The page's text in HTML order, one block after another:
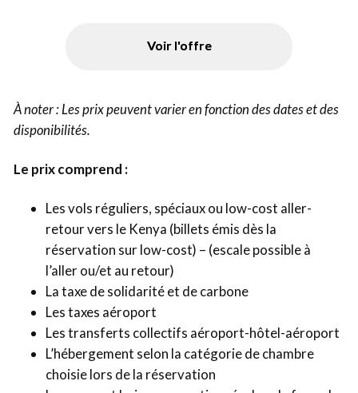
Voir l'offre
À noter : Les prix peuvent varier en fonction des dates et des
disponibilités.
Le prix comprend :
Les vols réguliers, spéciaux ou low-cost aller-
retour vers le Kenya (billets émis dès la
réservation sur low-cost) – (escale possible à
l’aller ou/et au retour)
La taxe de solidarité et de carbone
Les taxes aéroport
Les transferts collectifs aéroport-hôtel-aéroport
L’hébergement selon la catégorie de chambre
choisie lors de la réservation